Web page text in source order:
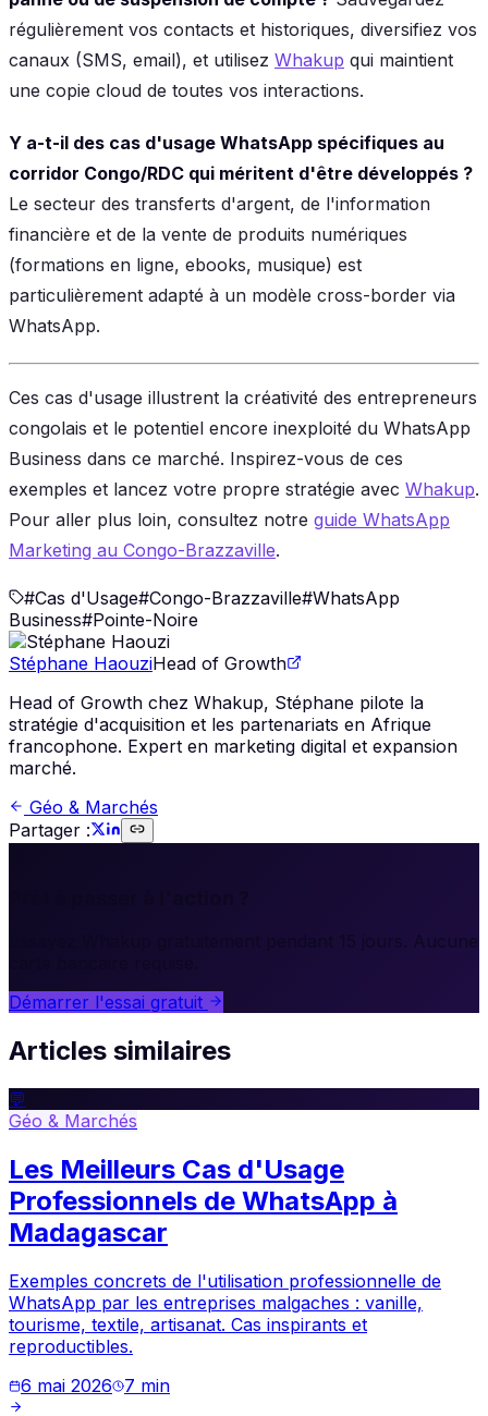
régulièrement vos contacts et historiques, diversifiez vos
canaux (SMS, email), et utilisez Whakup qui maintient
une copie cloud de toutes vos interactions.
Y a-t-il des cas d'usage WhatsApp spécifiques au
corridor Congo/RDC qui méritent d'être développés ?
Le secteur des transferts d'argent, de l'information
financière et de la vente de produits numériques
(formations en ligne, ebooks, musique) est
particulièrement adapté à un modèle cross-border via
WhatsApp.
Ces cas d'usage illustrent la créativité des entrepreneurs
congolais et le potentiel encore inexploité du WhatsApp
Business dans ce marché. Inspirez-vous de ces
exemples et lancez votre propre stratégie avec Whakup.
Pour aller plus loin, consultez notre guide WhatsApp
Marketing au Congo-Brazzaville.
#Cas d'Usage#Congo-Brazzaville#WhatsApp
Business#Pointe-Noire
Stéphane HaouziHead of Growth
Head of Growth chez Whakup, Stéphane pilote la
stratégie d'acquisition et les partenariats en Afrique
francophone. Expert en marketing digital et expansion
marché.
Géo & Marchés
Partager :
Essayez Whakup gratuitement pendant 15 jours. Aucune
Démarrer l'essai gratuit
Articles similaires
💬
Géo & Marchés
Les Meilleurs Cas d'Usage
Professionnels de WhatsApp à
Madagascar
Exemples concrets de l'utilisation professionnelle de
WhatsApp par les entreprises malgaches : vanille,
tourisme, textile, artisanat. Cas inspirants et
reproductibles.
6 mai 2026
7 min